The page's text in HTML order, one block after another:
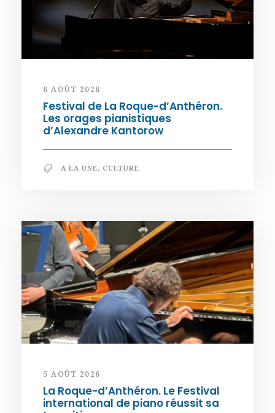
6 AOÛT 2026
Festival de La Roque-d’Anthéron.
Les orages pianistiques
d’Alexandre Kantorow
A LA UNE, CULTURE
5 AOÛT 2026
La Roque-d’Anthéron. Le Festival
international de piano réussit sa